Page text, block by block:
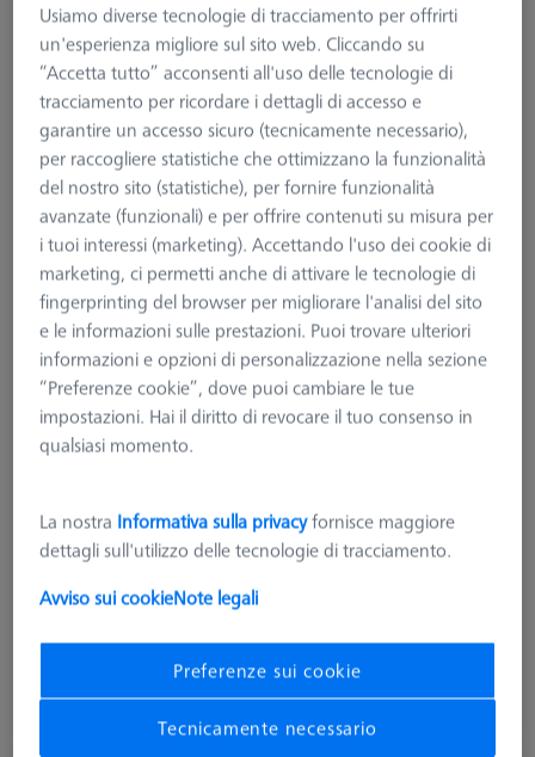
Vite zigrinata - M4, Ø16x19,5
000000-0741-449
19,99 €
più IVA
Usiamo diverse tecnologie di tracciamento per offrirti
un'esperienza migliore sul sito web. Cliccando su
“Accetta tutto” acconsenti all'uso delle tecnologie di
tracciamento per ricordare i dettagli di accesso e
garantire un accesso sicuro (tecnicamente necessario),
per raccogliere statistiche che ottimizzano la funzionalità
del nostro sito (statistiche), per fornire funzionalità
avanzate (funzionali) e per offrire contenuti su misura per
i tuoi interessi (marketing). Accettando l'uso dei cookie di
marketing, ci permetti anche di attivare le tecnologie di
fingerprinting del browser per migliorare l'analisi del sito
e le informazioni sulle prestazioni. Puoi trovare ulteriori
informazioni e opzioni di personalizzazione nella sezione
“Preferenze cookie”, dove puoi cambiare le tue
impostazioni. Hai il diritto di revocare il tuo consenso in
qualsiasi momento.
La nostra Informativa sulla privacyfornisce maggiore
dettagli sull'utilizzo delle tecnologie di tracciamento.
Avviso sui cookieNote legali
Preferenze sui cookie
Tecnicamente necessario